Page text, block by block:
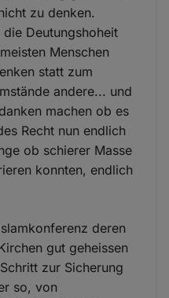
zu denken.
Deutungshoheit
Menschen
statt zum
andere... und
machen ob es
Recht nun endlich
ob schierer Masse
konnten, endlich
deren
gut geheissen
zur Sicherung
so, von